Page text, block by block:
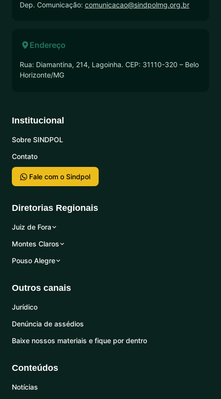
Dep. Comunicação: comunicacao@sindpolmg.org.br
Endereço
Rua: Diamantina, 214, Lagoinha. CEP: 31110-320 – Belo
Horizonte/MG
Institucional
Sobre SINDPOL
Contato
Fale com o Sindpol
Diretorias Regionais
Juiz de Fora
Montes Claros
Pouso Alegre
Outros canais
Jurídico
Denúncia de assédios
Baixe nossos materiais e fique por dentro
Conteúdos
Notícias